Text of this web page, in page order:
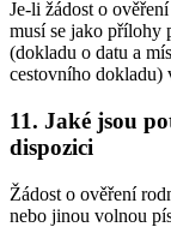
Je-li žádost o
musí se jako přílohy
(dokladu o datu a
cestovního dokladu)
11. Jaké jsou
dispozici
Žádost o ověření
nebo jinou volnou